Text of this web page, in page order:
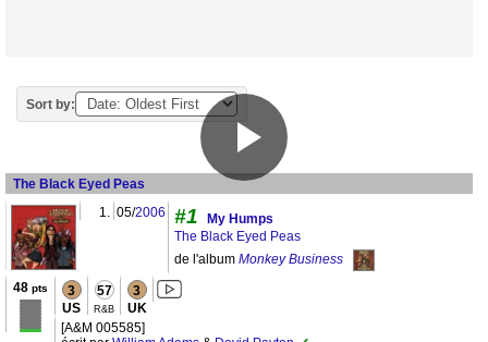
Sort by:
The Black Eyed Peas
1. 05/2006 #1
My Humps
The Black Eyed Peas
de l'album Monkey Business
48 pts 3
US
57
R&B
3
UK
[A&M 005585]